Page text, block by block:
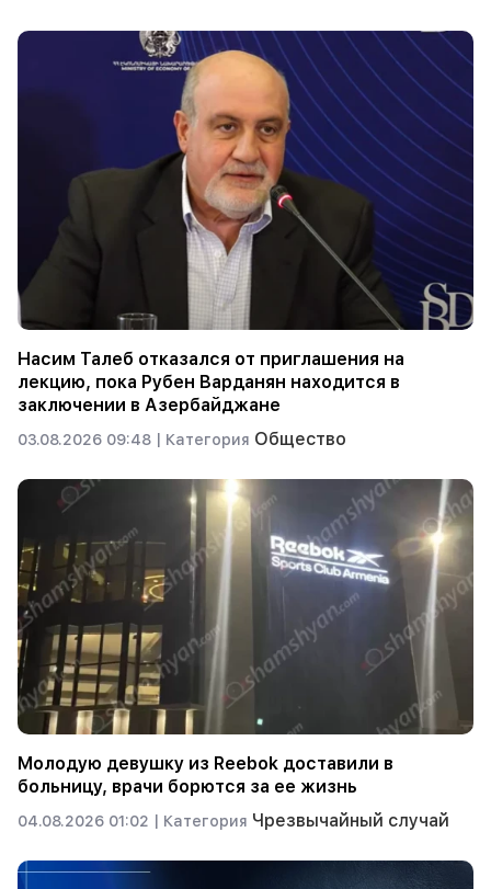
Насим Талеб отказался от приглашения на
лекцию, пока Рубен Варданян находится в
заключении в Азербайджане
03.08.2026 09:48 | Категория Общество
Молодую девушку из Reebok доставили в
больницу, врачи борются за ее жизнь
04.08.2026 01:02 | Категория Чрезвычайный случай